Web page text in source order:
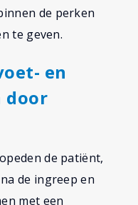
de perken
te geven.
en
door
de patiënt,
de ingreep en
met een